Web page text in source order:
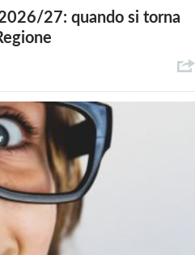
27: quando si torna